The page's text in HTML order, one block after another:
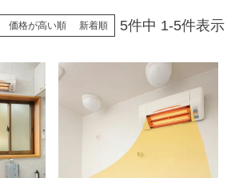
価格が高い順 新着順 5件中 1-5件表示